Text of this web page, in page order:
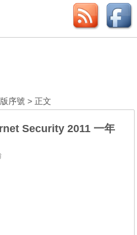
序號 > 正文
Security 2011 一年